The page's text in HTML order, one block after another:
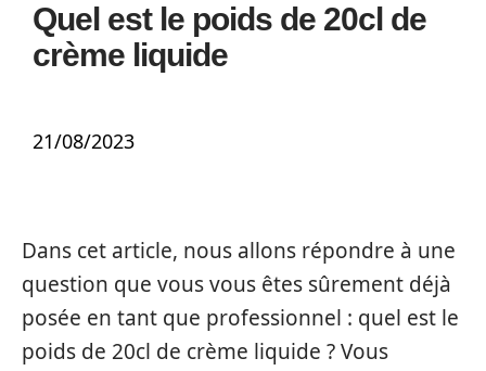
Quel est le poids de 20cl de
crème liquide
21/08/2023
Dans cet article, nous allons répondre à une
question que vous vous êtes sûrement déjà
posée en tant que professionnel : quel est le
poids de 20cl de crème liquide ? Vous